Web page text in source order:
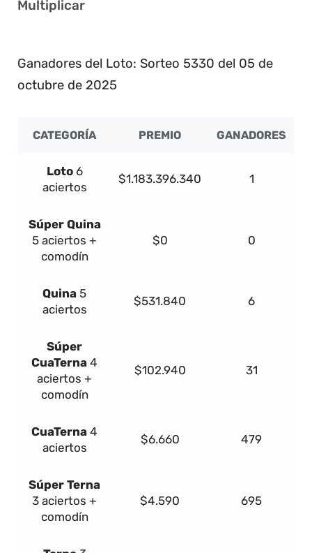
Multiplicar
Ganadores del Loto: Sorteo 5330 del 05 de
octubre de 2025
CATEGORÍA PREMIO GANADORES
Loto 6
aciertos
$1.183.396.340 1
Súper Quina
5 aciertos +
comodín
$0 0
Quina 5
aciertos
$531.840 6
Súper
CuaTerna 4
aciertos +
comodín
$102.940 31
CuaTerna 4
aciertos
$6.660 479
Súper Terna
3 aciertos +
comodín
$4.590 695